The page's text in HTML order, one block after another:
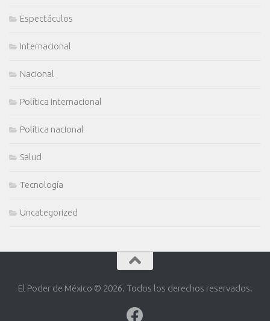
Espectáculos
Internacional
Nacional
Política internacional
Política nacional
Salud
Tecnología
Uncategorized
El Poder de México © 2026. Todos los derechos reservados.